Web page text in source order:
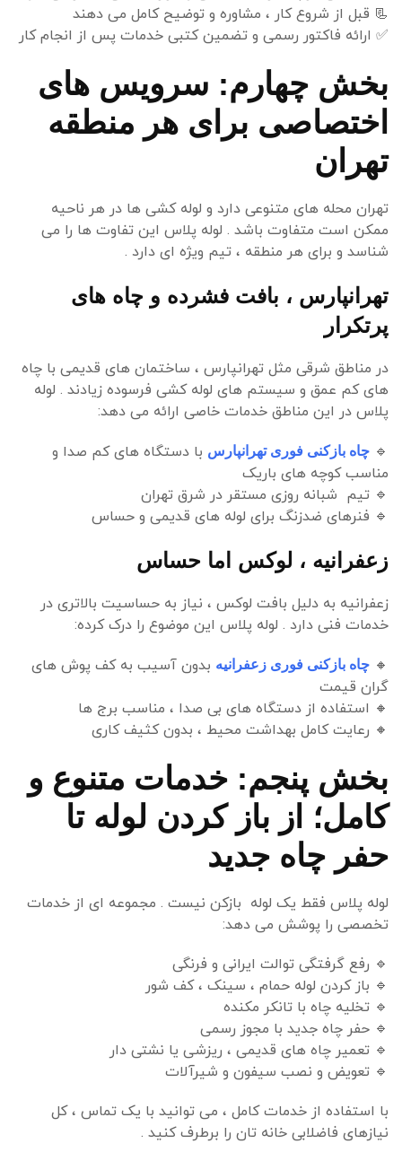
📃 قبل از شروع کار ، مشاوره و توضیح کامل می دهند
✅ ارائه فاکتور رسمی و تضمین کتبی خدمات پس از انجام کار
بخش چهارم: سرویس های
اختصاصی برای هر منطقه
تهران
تهران محله های متنوعی دارد و لوله کشی ها در هر ناحیه
ممکن است متفاوت باشد . لوله پلاس این تفاوت ها را می
شناسد و برای هر منطقه ، تیم ویژه ای دارد .
تهرانپارس ، بافت فشرده و چاه های
پرتکرار
در مناطق شرقی مثل تهرانپارس ، ساختمان های قدیمی با چاه
های کم عمق و سیستم های لوله کشی فرسوده زیادند . لوله
پلاس در این مناطق خدمات خاصی ارائه می دهد:
🔹 چاه بازکنی فوری تهرانپارس با دستگاه های کم صدا و
مناسب کوچه های باریک
🔹 تیم شبانه روزی مستقر در شرق تهران
🔹 فنرهای ضدزنگ برای لوله های قدیمی و حساس
زعفرانیه ، لوکس اما حساس
زعفرانیه به دلیل بافت لوکس ، نیاز به حساسیت بالاتری در
خدمات فنی دارد . لوله پلاس این موضوع را درک کرده:
🔸 چاه بازکنی فوری زعفرانیه بدون آسیب به کف پوش های
گران قیمت
🔸 استفاده از دستگاه های بی صدا ، مناسب برج ها
🔸 رعایت کامل بهداشت محیط ، بدون کثیف کاری
بخش پنجم: خدمات متنوع و
کامل؛ از باز کردن لوله تا
حفر چاه جدید
لوله پلاس فقط یک لوله بازکن نیست . مجموعه ای از خدمات
تخصصی را پوشش می دهد:
🔹 رفع گرفتگی توالت ایرانی و فرنگی
🔹 باز کردن لوله حمام ، سینک ، کف شور
🔹 تخلیه چاه با تانکر مکنده
🔹 حفر چاه جدید با مجوز رسمی
🔹 تعمیر چاه های قدیمی ، ریزشی یا نشتی دار
🔹 تعویض و نصب سیفون و شیرآلات
با استفاده از خدمات کامل ، می توانید با یک تماس ، کل
نیازهای فاضلابی خانه تان را برطرف کنید .